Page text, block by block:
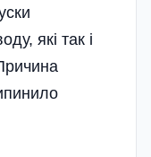
які так і